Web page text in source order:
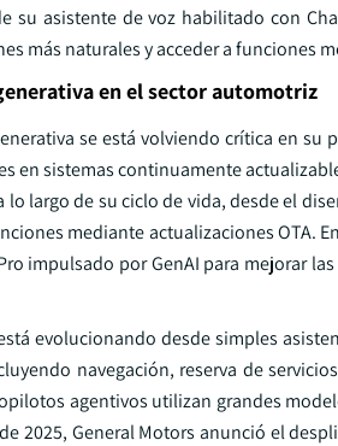
su asistente de voz habilitado con
más naturales y acceder a funciones
en el sector automotriz
se está volviendo crítica en
en sistemas continuamente
lo largo de su ciclo de vida, desde el
mediante actualizaciones OTA.
impulsado por GenAI para mejorar
evolucionando desde simples
navegación, reserva de
agentivos utilizan grandes
2025, General Motors anunció el